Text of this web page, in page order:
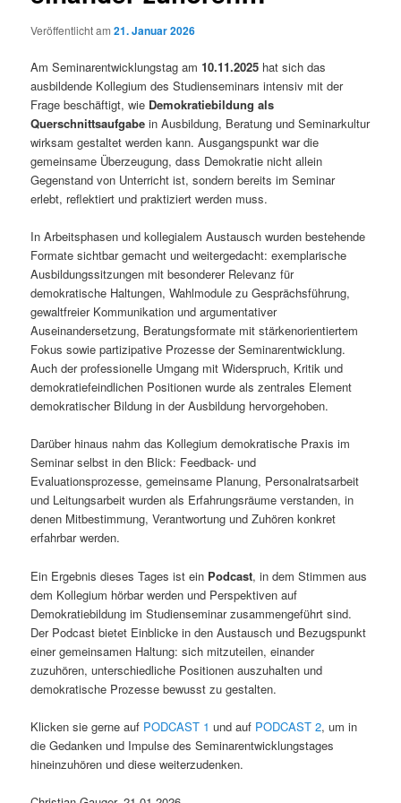
Veröffentlicht am21. Januar 2026
Am Seminarentwicklungstag am10.11.2025 hat sich das
ausbildende Kollegium des Studienseminars intensiv mit der
Frage beschäftigt, wie Demokratiebildung als
Querschnittsaufgabe in Ausbildung, Beratung und Seminarkultur
wirksam gestaltet werden kann. Ausgangspunkt war die
gemeinsame Überzeugung, dass Demokratie nicht allein
Gegenstand von Unterricht ist, sondern bereits im Seminar
erlebt, reflektiert und praktiziert werden muss.
In Arbeitsphasen und kollegialem Austausch wurden bestehende
Formate sichtbar gemacht und weitergedacht: exemplarische
Ausbildungssitzungen mit besonderer Relevanz für
demokratische Haltungen, Wahlmodule zu Gesprächsführung,
gewaltfreier Kommunikation und argumentativer
Auseinandersetzung, Beratungsformate mit stärkenorientiertem
Fokus sowie partizipative Prozesse der Seminarentwicklung.
Auch der professionelle Umgang mit Widerspruch, Kritik und
demokratiefeindlichen Positionen wurde als zentrales Element
demokratischer Bildung in der Ausbildung hervorgehoben.
Darüber hinaus nahm das Kollegium demokratische Praxis im
Seminar selbst in den Blick: Feedback- und
Evaluationsprozesse, gemeinsame Planung, Personalratsarbeit
und Leitungsarbeit wurden als Erfahrungsräume verstanden, in
denen Mitbestimmung, Verantwortung und Zuhören konkret
erfahrbar werden.
Ein Ergebnis dieses Tages ist ein Podcast, in dem Stimmen aus
dem Kollegium hörbar werden und Perspektiven auf
Demokratiebildung im Studienseminar zusammengeführt sind.
Der Podcast bietet Einblicke in den Austausch und Bezugspunkt
einer gemeinsamen Haltung: sich mitzuteilen, einander
zuzuhören, unterschiedliche Positionen auszuhalten und
demokratische Prozesse bewusst zu gestalten.
Klicken sie gerne auf PODCAST 1 und auf PODCAST 2, um in
die Gedanken und Impulse des Seminarentwicklungstages
hineinzuhören und diese weiterzudenken.